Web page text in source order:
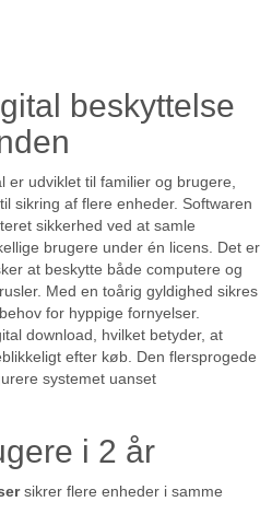
beskyttelse
er udviklet til familier og brugere,
sikring af flere enheder. Softwaren
sikkerhed ved at samle
brugere under én licens. Det er
at beskytte både computere og
Med en toårig gyldighed sikres
for hyppige fornyelser.
download, hvilket betyder, at
efter køb. Den flersprogede
systemet uanset
i 2 år
sikrer flere enheder i samme